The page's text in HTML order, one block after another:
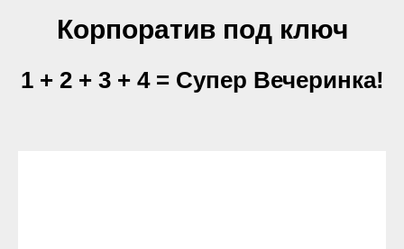
Корпоратив под ключ
1 + 2 + 3 + 4 = Супер Вечеринка!